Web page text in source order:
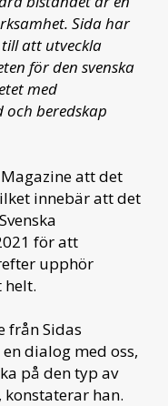
Sida har
att utveckla
för den svenska
med
och beredskap
att det
innebär att det
för att
upphör
helt.
från Sidas
dialog med oss,
på den typ av
han.